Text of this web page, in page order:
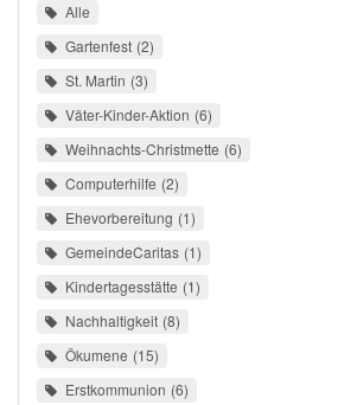
Alle
Gartenfest 2
St. Martin 3
Väter-Kinder-Aktion 6
Weihnachts-Christmette 6
Computerhilfe 2
Ehevorbereitung 1
GemeindeCaritas 1
Kindertagesstätte 1
Nachhaltigkeit 8
Ökumene 15
Erstkommunion 6